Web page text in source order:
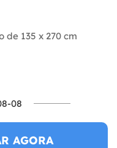
de 135 x 270 cm
08
AGORA